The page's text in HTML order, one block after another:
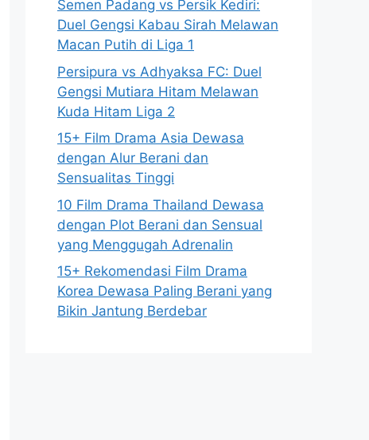
Semen Padang vs Persik Kediri:
Duel Gengsi Kabau Sirah Melawan
Macan Putih di Liga 1
Persipura vs Adhyaksa FC: Duel
Gengsi Mutiara Hitam Melawan
Kuda Hitam Liga 2
15+ Film Drama Asia Dewasa
dengan Alur Berani dan
Sensualitas Tinggi
10 Film Drama Thailand Dewasa
dengan Plot Berani dan Sensual
yang Menggugah Adrenalin
15+ Rekomendasi Film Drama
Korea Dewasa Paling Berani yang
Bikin Jantung Berdebar